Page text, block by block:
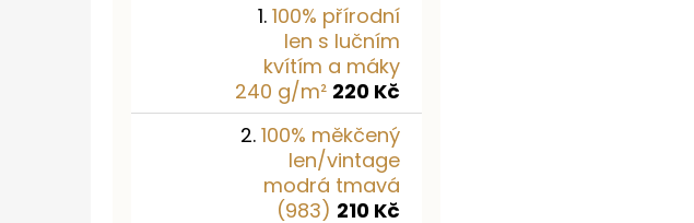
100% přírodní
len s lučním
kvítím a máky
240 g/m² 220 Kč
100% měkčený
len/vintage
modrá tmavá
(983) 210 Kč